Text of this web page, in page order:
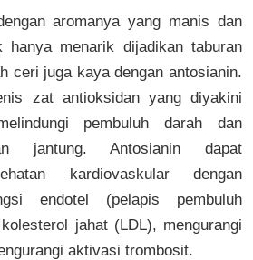
aromanya yang manis dan
hanya menarik dijadikan taburan
ceri juga kaya dengan antosianin.
zat antioksidan yang diyakini
pembuluh darah dan
jantung. Antosianin dapat
kardiovaskular dengan
endotel (pelapis pembuluh
jahat (LDL), mengurangi
aktivasi trombosit.